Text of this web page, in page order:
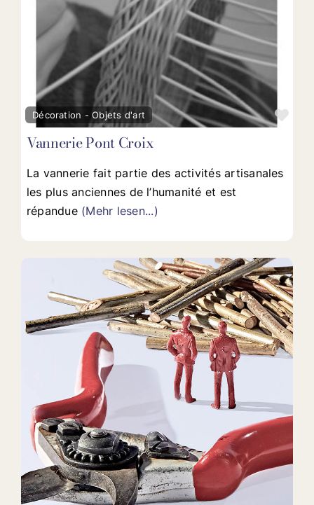
Décoration - Objets d'art
Vannerie Pont Croix
La vannerie fait partie des activités artisanales
les plus anciennes de l’humanité et est
répandue (Mehr lesen...)